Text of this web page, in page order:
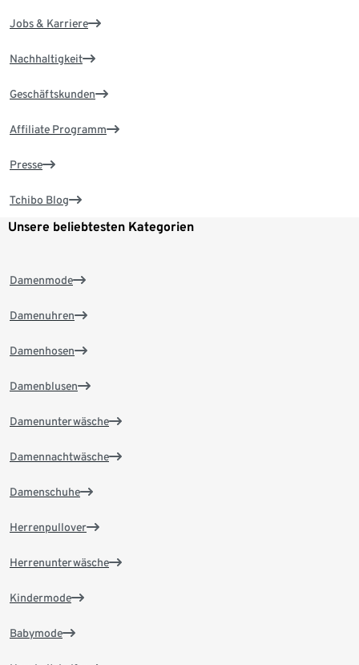
Jobs & Karriere
Nachhaltigkeit
Geschäftskunden
Affiliate Programm
Presse
Tchibo Blog
Unsere beliebtesten Kategorien
Damenmode
Damenuhren
Damenhosen
Damenblusen
Damenunterwäsche
Damennachtwäsche
Damenschuhe
Herrenpullover
Herrenunterwäsche
Kindermode
Babymode